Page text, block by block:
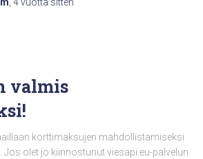
, 4 vuotta sitten
valmis
korttimaksujen mahdollistamiseksi
olet jo kiinnostunut viesapi.eu-palvelun